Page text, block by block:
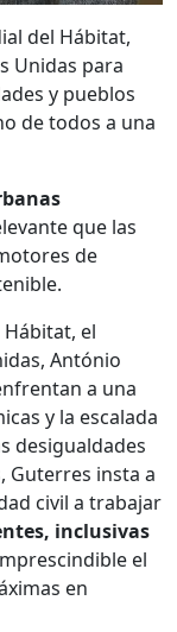
del Hábitat,
Unidas para
y pueblos
de todos a una
que las
de
el
António
a una
y la escalada
desigualdades
Guterres insta a
civil a trabajar
inclusivas
el
en